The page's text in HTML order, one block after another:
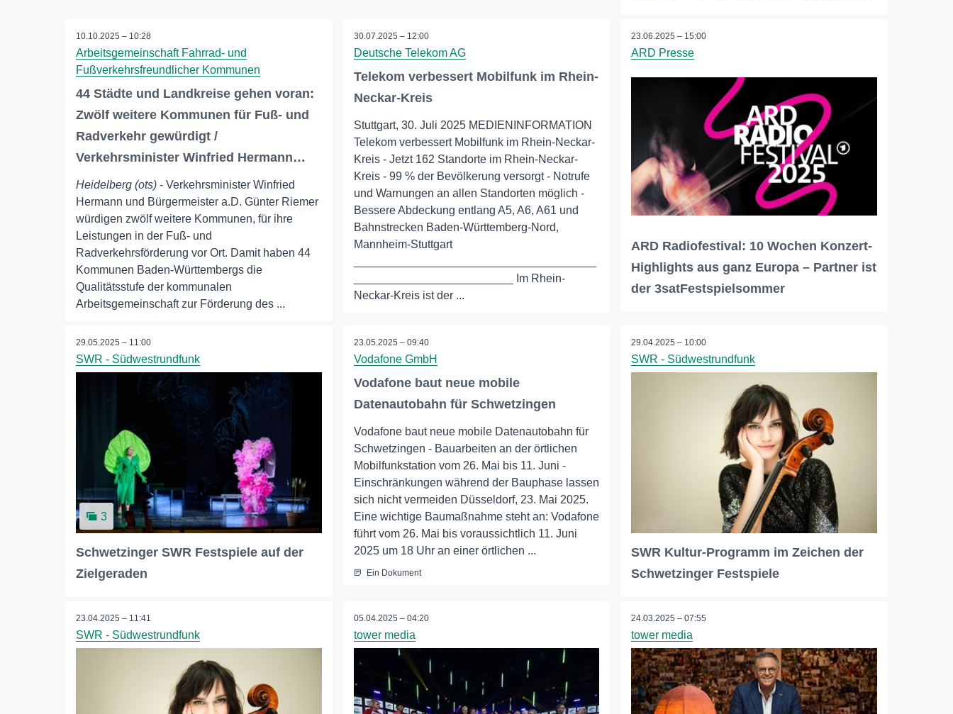
10.10.2025 – 10:28
Arbeitsgemeinschaft Fahrrad- und
Fußverkehrsfreundlicher Kommunen
44 Städte und Landkreise gehen voran:
Zwölf weitere Kommunen für Fuß- und
Radverkehr gewürdigt /
Verkehrsminister Winfried Hermann…
Heidelberg (ots) - Verkehrsminister Winfried
Hermann und Bürgermeister a.D. Günter Riemer
würdigen zwölf weitere Kommunen, für ihre
Leistungen in der Fuß- und
Radverkehrsförderung vor Ort. Damit haben 44
Kommunen Baden-Württembergs die
Qualitätsstufe der kommunalen
Arbeitsgemeinschaft zur Förderung des ...
30.07.2025 – 12:00
Deutsche Telekom AG
Telekom verbessert Mobilfunk im Rhein-
Neckar-Kreis
Stuttgart, 30. Juli 2025 MEDIENINFORMATION
Telekom verbessert Mobilfunk im Rhein-Neckar-
Kreis - Jetzt 162 Standorte im Rhein-Neckar-
Kreis - 99 % der Bevölkerung versorgt - Notrufe
und Warnungen an allen Standorten möglich -
Bessere Abdeckung entlang A5, A6, A61 und
Bahnstrecken Baden-Württemberg-Nord,
Mannheim-Stuttgart
_________________________ Im Rhein-
Neckar-Kreis ist der ...
23.06.2025 – 15:00
ARD Presse
ARD Radiofestival: 10 Wochen Konzert-
Highlights aus ganz Europa – Partner ist
der 3satFestspielsommer
29.05.2025 – 11:00
SWR - Südwestrundfunk
3
Schwetzinger SWR Festspiele auf der
Zielgeraden
23.05.2025 – 09:40
Vodafone GmbH
Vodafone baut neue mobile
Datenautobahn für Schwetzingen
Vodafone baut neue mobile Datenautobahn für
Schwetzingen - Bauarbeiten an der örtlichen
Mobilfunkstation vom 26. Mai bis 11. Juni -
Einschränkungen während der Bauphase lassen
sich nicht vermeiden Düsseldorf, 23. Mai 2025.
Eine wichtige Baumaßnahme steht an: Vodafone
führt vom 26. Mai bis voraussichtlich 11. Juni
2025 um 18 Uhr an einer örtlichen ...
Ein Dokument
29.04.2025 – 10:00
SWR - Südwestrundfunk
SWR Kultur-Programm im Zeichen der
Schwetzinger Festspiele
23.04.2025 – 11:41
SWR - Südwestrundfunk
05.04.2025 – 04:20
tower media
24.03.2025 – 07:55
tower media